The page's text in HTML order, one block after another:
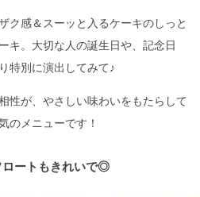
ク感＆スーッと入るケーキのしっと
キ。大切な人の誕生日や、記念日
特別に演出してみて♪
性が、やさしい味わいをもたらして
のメニューです！
ロートもきれいで◎